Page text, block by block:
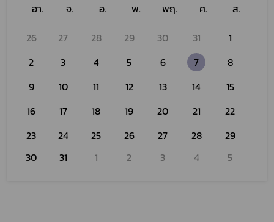
อา. จ. อ. พ. พฤ. ศ.
ส.
26
27 28 29 30 31
1
2
3 4 5 6 7
8
9
10 11 12 13 14
15
16
17 18 19 20 21
22
23
24 25 26 27 28
29
30
31 1 2 3 4 5